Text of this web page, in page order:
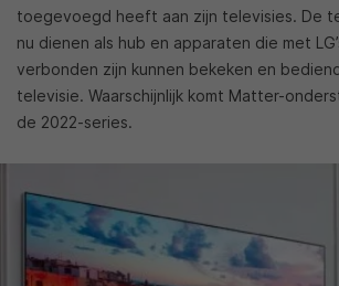
toegevoegd heeft aan zijn televisies. De
nu dienen als hub en apparaten die met
verbonden zijn kunnen bekeken en
televisie. Waarschijnlijk komt Matter-
de 2022-series.